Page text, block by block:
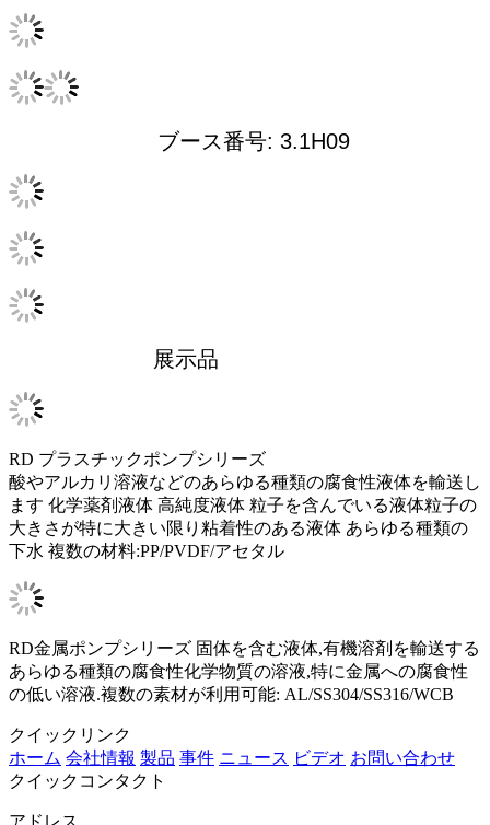
ブース番号: 3.1H09
展示品
RD プラスチックポンプシリーズ
酸やアルカリ溶液などのあらゆる種類の腐食性液体を輸送し
ます 化学薬剤液体 高純度液体 粒子を含んでいる液体粒子の
大きさが特に大きい限り粘着性のある液体 あらゆる種類の
下水 複数の材料:PP/PVDF/アセタル
RD金属ポンプシリーズ 固体を含む液体,有機溶剤を輸送する
あらゆる種類の腐食性化学物質の溶液,特に金属への腐食性
の低い溶液.複数の素材が利用可能: AL/SS304/SS316/WCB
クイックリンク
ホーム 会社情報 製品 事件 ニュース ビデオ お問い合わせ
クイックコンタクト
アドレス